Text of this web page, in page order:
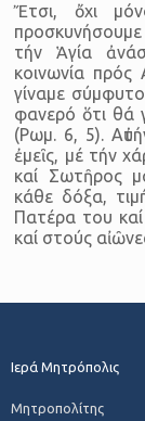
Ἔτσι, ὄχι
τήν Ἁγία
κοινωνία πρός
γίναμε
φανερό ὅτι θά
(Ρωμ. 6, 5).
ἐμεῖς, μέ τήν
καί Σωτῆρος
κάθε δόξα,
Πατέρα του
καί στούς
Ιερά Μητρόπολις
Μητροπολίτης